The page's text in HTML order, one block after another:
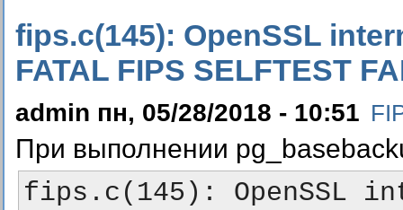
fips.c(145): OpenSSL
FATAL FIPS SELFTEST
admin пн, 05/28/2018 - 10:51
При выполнении
fips.c(145): OpenSSL